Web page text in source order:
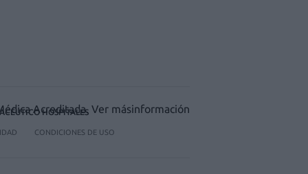
HOSPITALES
CONDICIONES DE USO